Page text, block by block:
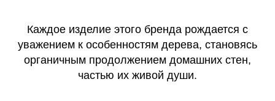
Каждое изделие этого бренда рождается с
уважением к особенностям дерева, становясь
органичным продолжением домашних стен,
частью их живой души.